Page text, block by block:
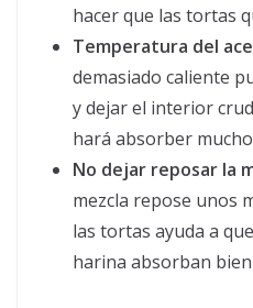
hacer que las tortas
Temperatura del
demasiado caliente
y dejar el interior
hará absorber
No dejar reposar la
mezcla repose unos
las tortas ayuda a
harina absorban